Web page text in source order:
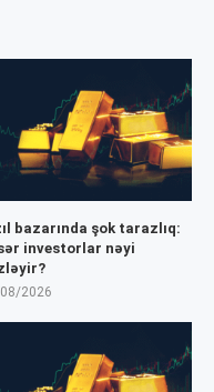
bazarında şok tarazlıq:
investorlar nəyi
2026